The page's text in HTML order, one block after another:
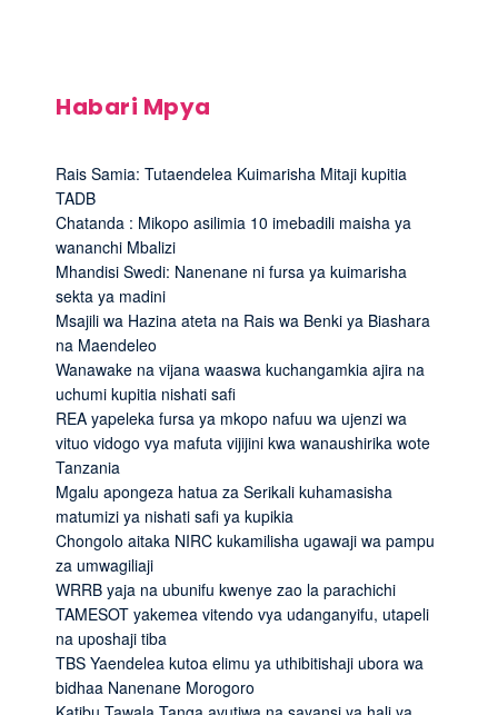
Habari Mpya
Rais Samia: Tutaendelea Kuimarisha Mitaji kupitia
TADB
Chatanda : Mikopo asilimia 10 imebadili maisha ya
wananchi Mbalizi
Mhandisi Swedi: Nanenane ni fursa ya kuimarisha
sekta ya madini
Msajili wa Hazina ateta na Rais wa Benki ya Biashara
na Maendeleo
Wanawake na vijana waaswa kuchangamkia ajira na
uchumi kupitia nishati safi
REA yapeleka fursa ya mkopo nafuu wa ujenzi wa
vituo vidogo vya mafuta vijijini kwa wanaushirika wote
Tanzania
Mgalu apongeza hatua za Serikali kuhamasisha
matumizi ya nishati safi ya kupikia
Chongolo aitaka NIRC kukamilisha ugawaji wa pampu
za umwagiliaji
WRRB yaja na ubunifu kwenye zao la parachichi
TAMESOT yakemea vitendo vya udanganyifu, utapeli
na uposhaji tiba
TBS Yaendelea kutoa elimu ya uthibitishaji ubora wa
bidhaa Nanenane Morogoro